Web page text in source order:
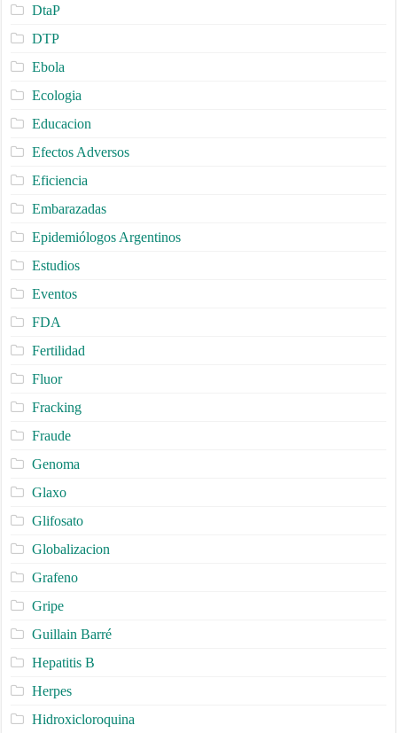
DtaP
DTP
Ebola
Ecologia
Educacion
Efectos Adversos
Eficiencia
Embarazadas
Epidemiólogos Argentinos
Estudios
Eventos
FDA
Fertilidad
Fluor
Fracking
Fraude
Genoma
Glaxo
Glifosato
Globalizacion
Grafeno
Gripe
Guillain Barré
Hepatitis B
Herpes
Hidroxicloroquina